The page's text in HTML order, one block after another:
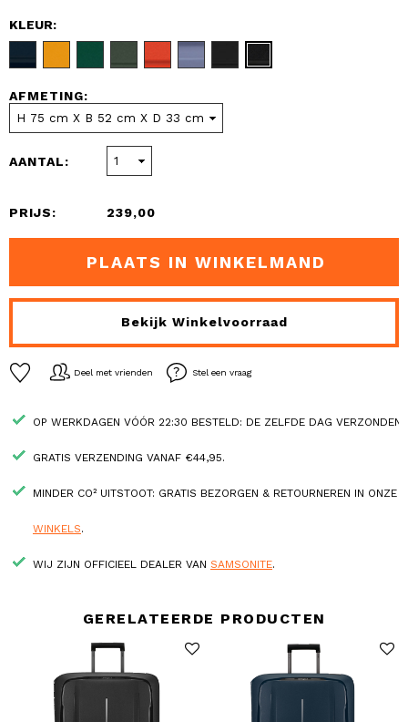
KLEUR:
AFMETING:
AANTAL:
PRIJS: 239,00
PLAATS IN WINKELMAND
Bekijk Winkelvoorraad
Deel met vrienden Stel een vraag
OP WERKDAGEN VÓÓR 22:30 BESTELD: DE ZELFDE DAG VERZONDEN.
GRATIS VERZENDING VANAF €44,95.
MINDER CO² UITSTOOT: GRATIS BEZORGEN & RETOURNEREN IN ONZE
WINKELS.
WIJ ZIJN OFFICIEEL DEALER VAN SAMSONITE.
GERELATEERDE PRODUCTEN